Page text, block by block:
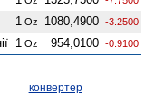
1 Oz 1080,4900 -3.2500
1 Oz 954,0100 -0.9100
конвертер